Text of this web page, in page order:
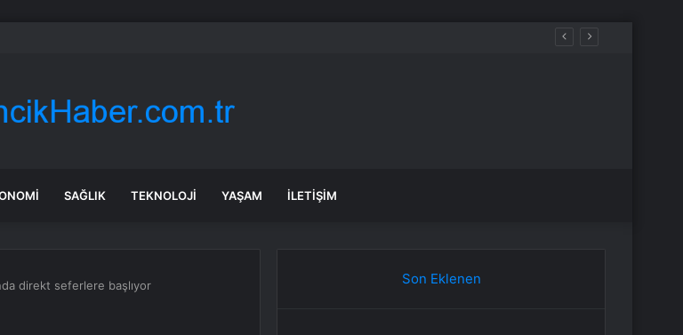
SAĞLIK TEKNOLOJI YAŞAM İLETIŞIM
direkt seferlere başlıyor Son Eklenen